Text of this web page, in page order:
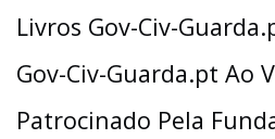
Livros Gov-Civ-
Gov-Civ-Guarda.pt Ao
Patrocinado Pela